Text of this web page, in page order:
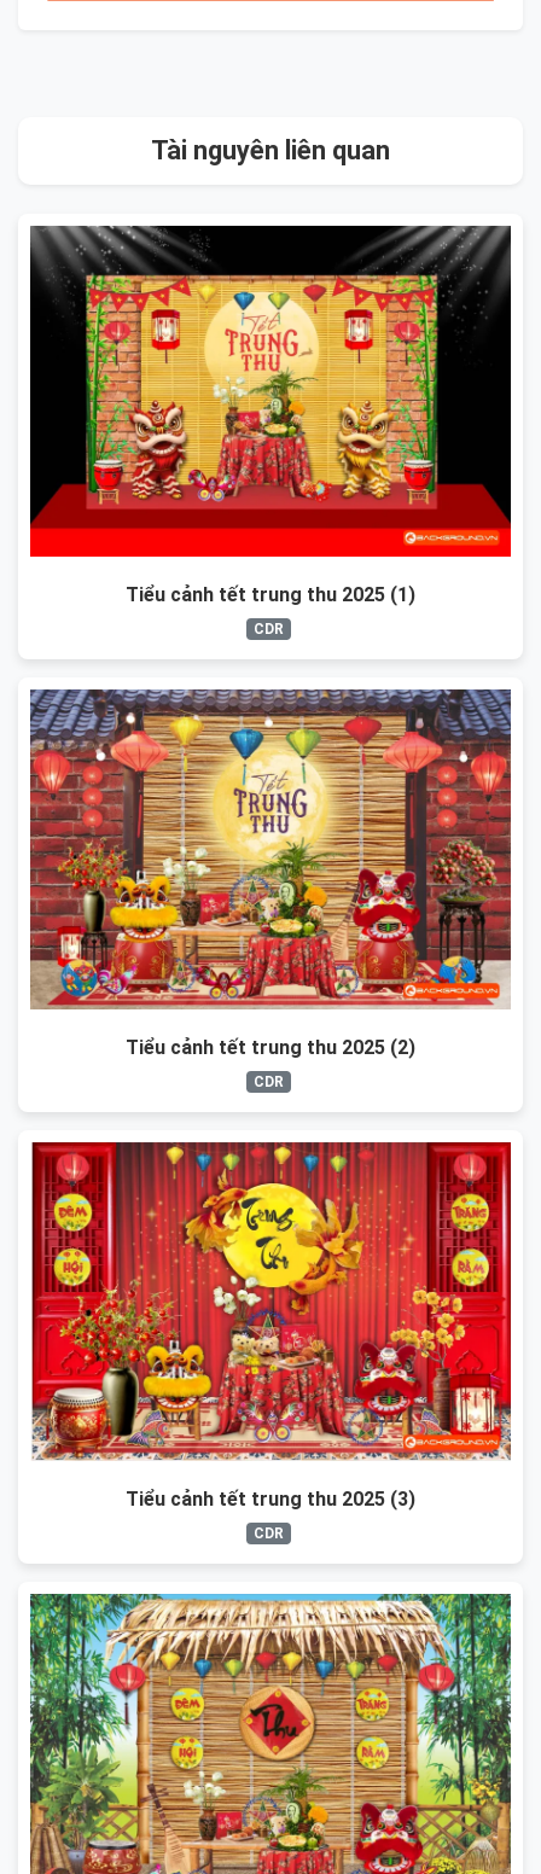
Tài nguyên liên quan
Tiểu cảnh tết trung thu 2025 (1)
CDR
Tiểu cảnh tết trung thu 2025 (2)
CDR
Tiểu cảnh tết trung thu 2025 (3)
CDR